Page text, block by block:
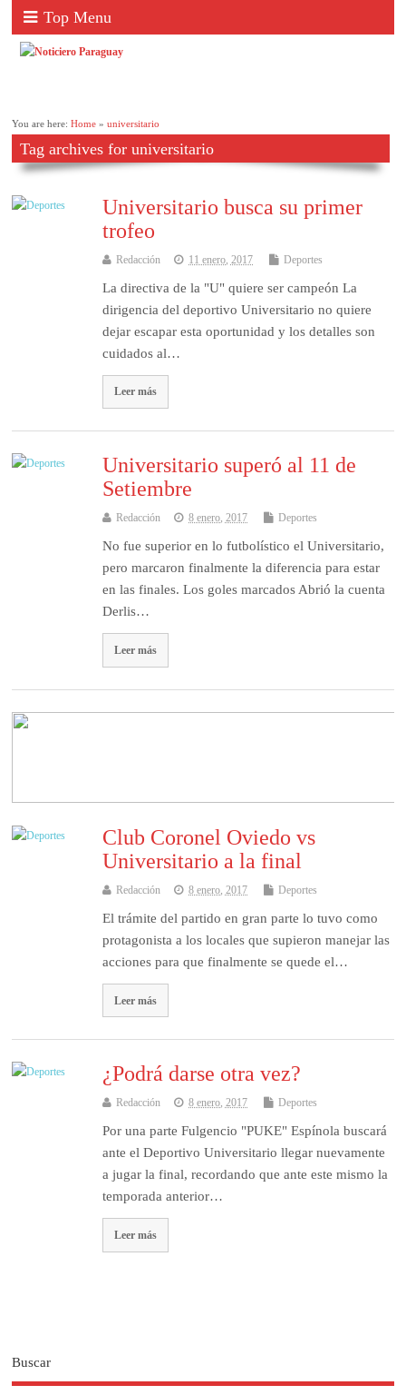
Top Menu
You are here:Home »universitario
Tag archives for universitario
Universitario busca su primer
trofeo
Redacción 11 enero, 2017 Deportes
La directiva de la "U" quiere ser campeón La
dirigencia del deportivo Universitario no quiere
dejar escapar esta oportunidad y los detalles son
cuidados al…
Leer más
Universitario superó al 11 de
Setiembre
Redacción 8 enero, 2017 Deportes
No fue superior en lo futbolístico el Universitario,
pero marcaron finalmente la diferencia para estar
en las finales. Los goles marcados Abrió la cuenta
Derlis…
Leer más
Club Coronel Oviedo vs
Universitario a la final
Redacción 8 enero, 2017 Deportes
El trámite del partido en gran parte lo tuvo como
protagonista a los locales que supieron manejar las
acciones para que finalmente se quede el…
Leer más
¿Podrá darse otra vez?
Redacción 8 enero, 2017 Deportes
Por una parte Fulgencio "PUKE" Espínola buscará
ante el Deportivo Universitario llegar nuevamente
a jugar la final, recordando que ante este mismo la
temporada anterior…
Leer más
Buscar